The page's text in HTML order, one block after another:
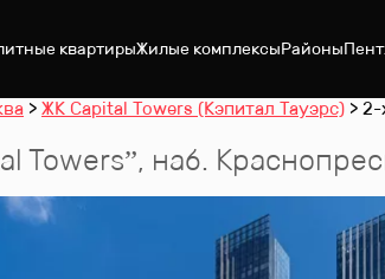
квартирыЖилые комплексыРайоны
ЖК Capital Towers (Кэпитал Тауэрс) 2-
Towers”, наб.